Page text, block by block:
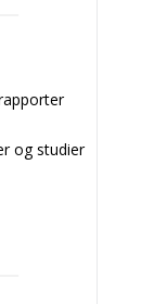
og studier